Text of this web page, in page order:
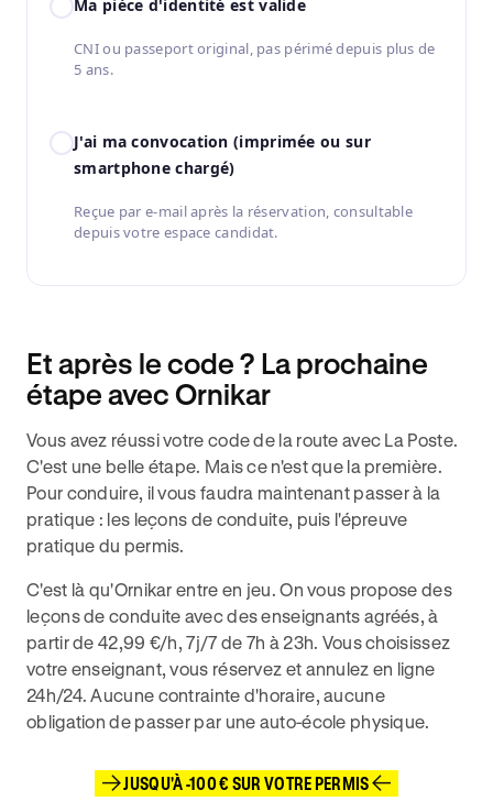
Ma pièce d'identité est valide
CNI ou passeport original, pas périmé depuis plus de
5 ans.
J'ai ma convocation (imprimée ou sur
smartphone chargé)
Reçue par e-mail après la réservation, consultable
depuis votre espace candidat.
Et après le code ? La prochaine
étape avec Ornikar
Vous avez réussi votre code de la route avec La Poste.
C'est une belle étape. Mais ce n'est que la première.
Pour conduire, il vous faudra maintenant passer à la
pratique : les leçons de conduite, puis l'épreuve
pratique du permis.
C'est là qu'Ornikar entre en jeu. On vous propose des
leçons de conduite avec des enseignants agréés, à
partir de 42,99 €/h, 7j/7 de 7h à 23h. Vous choisissez
votre enseignant, vous réservez et annulez en ligne
24h/24. Aucune contrainte d'horaire, aucune
obligation de passer par une auto-école physique.
JUSQU'À -100 € SUR VOTRE PERMIS